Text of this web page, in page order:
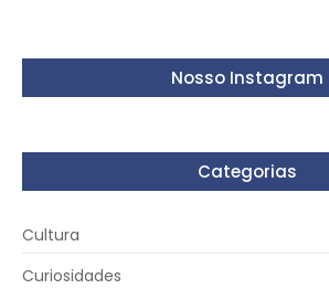
Nosso Instagram
Categorias
Cultura
Curiosidades